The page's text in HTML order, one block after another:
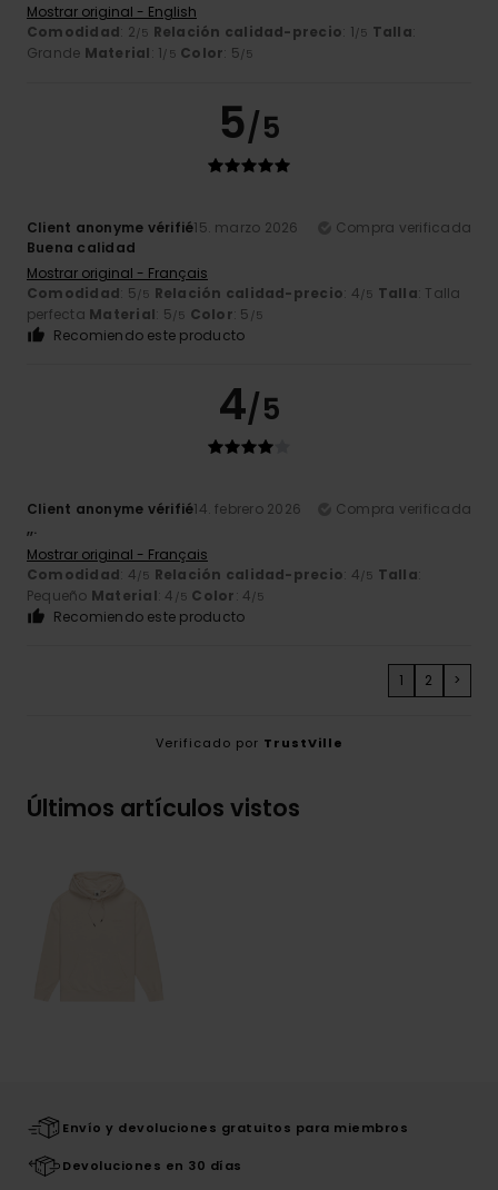
Mostrar original - English
Comodidad: 2/5 Relación calidad-precio: 1/5 Talla:
Grande Material: 1/5 Color: 5/5
5/5
Client anonyme vérifié15. marzo 2026
Compra verificada
Buena calidad
Mostrar original - Français
Comodidad: 5/5 Relación calidad-precio: 4/5 Talla: Talla
perfecta Material: 5/5 Color: 5 /5
Recomiendo este producto
4/5
Client anonyme vérifié14. febrero 2026
Compra verificada
,,.
Mostrar original - Français
Comodidad: 4/5 Relación calidad-precio: 4/5 Talla:
Pequeño Material: 4 /5 Color: 4/5
Recomiendo este producto
1 2 >
Verificado por TrustVille
Últimos artículos vistos
Envío y devoluciones gratuitos para miembros
Devoluciones en 30 días